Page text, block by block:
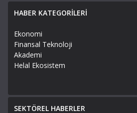
HABER KATEGORİLERİ
Ekonomi
Finansal Teknoloji
Akademi
Helal Ekosistem
SEKTÖREL HABERLER